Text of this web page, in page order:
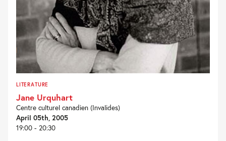
LITERATURE
Jane Urquhart
Centre culturel canadien (Invalides)
April 05th, 2005
19:00 - 20:30